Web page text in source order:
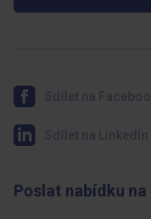
Poslat nabídku na